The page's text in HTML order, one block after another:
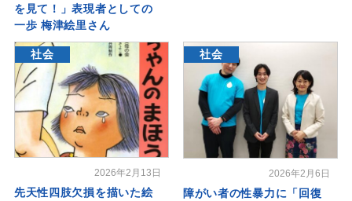
を見て！」表現者としての
一歩 梅津絵里さん
社会
2026年2月13日
先天性四肢欠損を描いた絵
社会
2026年2月6日
障がい者の性暴力に「回復